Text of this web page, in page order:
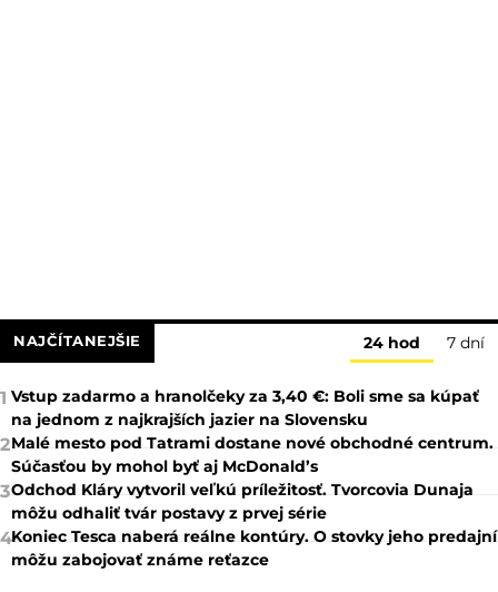
NAJČÍTANEJŠIE 24 hod 7 dní
1 Vstup zadarmo a hranolčeky za 3,40 €: Boli sme sa kúpať
na jednom z najkrajších jazier na Slovensku
2Malé mesto pod Tatrami dostane nové obchodné centrum.
Súčasťou by mohol byť aj McDonald’s
3Odchod Kláry vytvoril veľkú príležitosť. Tvorcovia Dunaja
môžu odhaliť tvár postavy z prvej série
4Koniec Tesca naberá reálne kontúry. O stovky jeho predajní
môžu zabojovať známe reťazce